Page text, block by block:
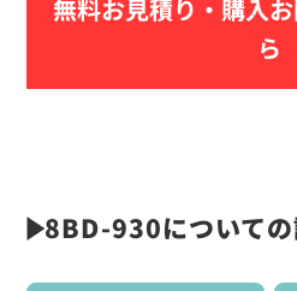
無料お見積り・ 購入
ら
8BD-930についての